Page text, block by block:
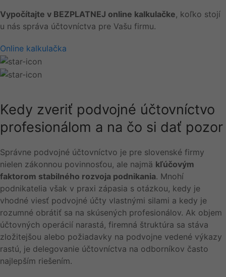
Vypočítajte v BEZPLATNEJ online kalkulačke, koľko stojí
u nás správa účtovníctva pre Vašu firmu.
Online kalkulačka
Kedy zveriť podvojné účtovníctvo
profesionálom a na čo si dať pozor
Správne podvojné účtovníctvo je pre slovenské firmy
nielen zákonnou povinnosťou, ale najmä kľúčovým
faktorom stabilného rozvoja podnikania. Mnohí
podnikatelia však v praxi zápasia s otázkou, kedy je
vhodné viesť podvojné účty vlastnými silami a kedy je
rozumné obrátiť sa na skúsených profesionálov. Ak objem
účtovných operácií narastá, firemná štruktúra sa stáva
zložitejšou alebo požiadavky na podvojne vedené výkazy
rastú, je delegovanie účtovníctva na odborníkov často
najlepším riešením.